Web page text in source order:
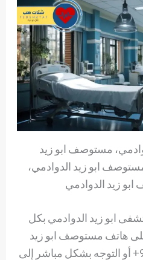
مستوصف ابو زيد
ابو زيد الدوادمي،
زيد الدوادمي
ابو زيد الدوادمي بكل
هاتف مستوصف ابو زيد
الدوادمي 966116423338+ أو التوجه بشكل مباشر إلى